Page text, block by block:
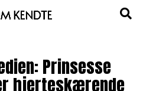
Prinsesse
hjerteskærende